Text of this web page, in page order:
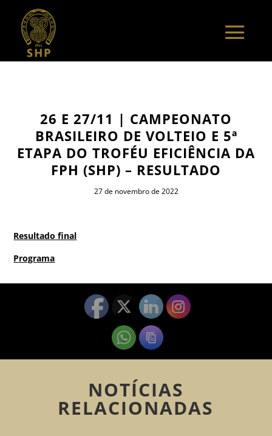
26 E 27/11 | CAMPEONATO
BRASILEIRO DE VOLTEIO E 5ª
ETAPA DO TROFÉU EFICIÊNCIA DA
FPH (SHP) – RESULTADO
27 de novembro de 2022
Resultado final
Programa
NOTÍCIAS
RELACIONADAS